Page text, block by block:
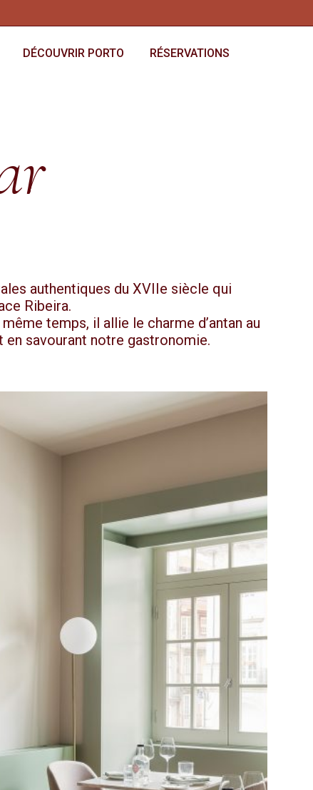
DÉCOUVRIR PORTO RÉSERVATIONS
authentiques du XVIIe siècle qui
Ribeira.
temps, il allie le charme d’antan au
savourant notre gastronomie.